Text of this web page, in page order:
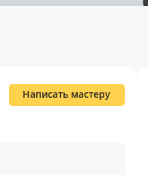
Написать мастеру